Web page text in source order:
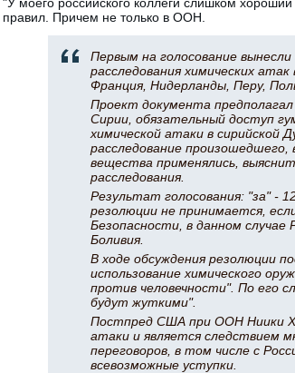
правил. Причем не только в ООН.
Первым на голосование
расследования химических
Франция, Нидерланды, Перу,
Проект документа предполагал
Сирии, обязательный доступ
химической атаки в сирийской
расследование
вещества применялись,
расследования.
Результат голосования: "за" -
резолюции не принимается,
Безопасности, в данном случае
Боливия.
В ходе обсуждения резолюции
использование химического
против человечности". По его
будут жуткими".
Постпред США при ООН Ниики
атаки и является следствием
переговоров, в том числе с
всевозможные уступки.